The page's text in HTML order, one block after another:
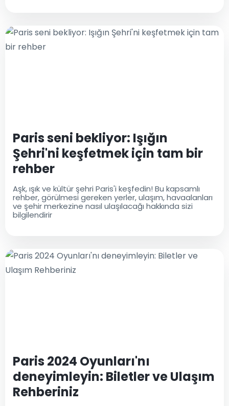
Paris seni bekliyor: Işığın
Şehri'ni keşfetmek için tam bir
rehber
Aşk, ışık ve kültür şehri Paris'i keşfedin! Bu kapsamlı
rehber, görülmesi gereken yerler, ulaşım, havaalanları
ve şehir merkezine nasıl ulaşılacağı hakkında sizi
bilgilendirir
Paris 2024 Oyunları'nı
deneyimleyin: Biletler ve Ulaşım
Rehberiniz